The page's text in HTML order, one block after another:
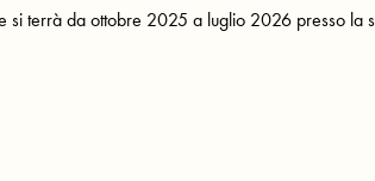
si terrà da ottobre 2025 a luglio 2026 presso la